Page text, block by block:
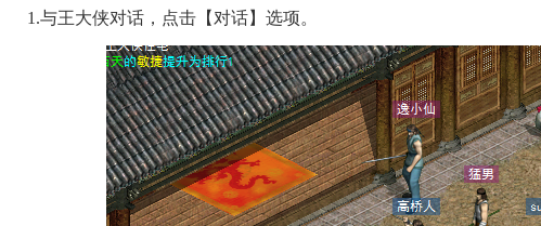
1.与王大侠对话，点击【对话】选项。